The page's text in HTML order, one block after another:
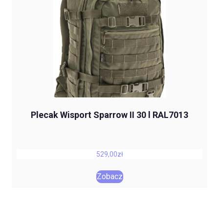
Plecak Wisport Sparrow II 30 l RAL7013
529,00zł
Zobacz